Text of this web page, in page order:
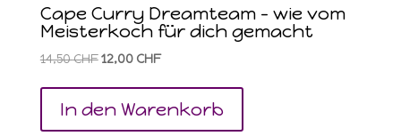
Cape Curry Dreamteam – wie vom
Meisterkoch für dich gemacht
14,50CHFUrsprünglicher
14,50 CHF
12,00 CHFAktueller
12,00 CHF.
In den Warenkorb